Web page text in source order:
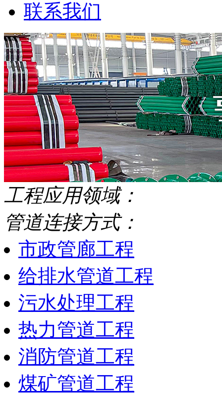
联系我们
工程应用领域：
管道连接方式：
市政管廊工程
给排水管道工程
污水处理工程
热力管道工程
消防管道工程
煤矿管道工程